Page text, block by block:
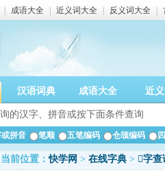
成语大全 近义词大全 反义词大全
汉语词典 成语大全 近
拼音 笔顺 五笔编码 仓颉编码
当前位置：快学网 > 在线字典 > 𦿤字